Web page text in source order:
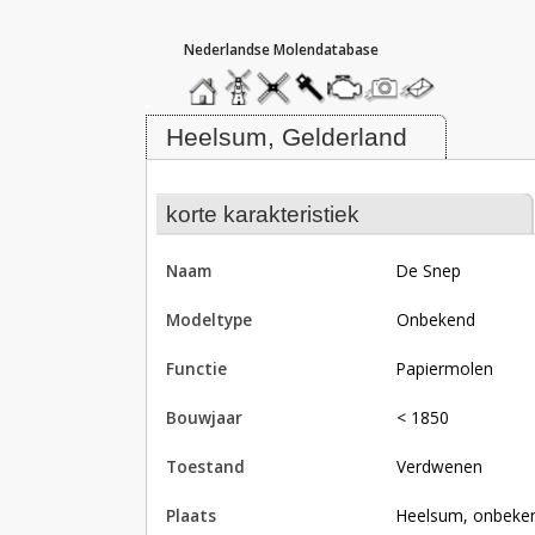
hoofdmenu
homemolendatabase
roedendatabase
assendatabase
motorendatabase
stuur
een
foto
stuur
een
bericht
Molen De Snep, Heelsum
Heelsum, Gelderland
korte karakteristiek
naam De Snep
modeltype Onbekend
functie papiermolen
bouwjaar < 1850
toestand verdwenen
plaats Heelsum,